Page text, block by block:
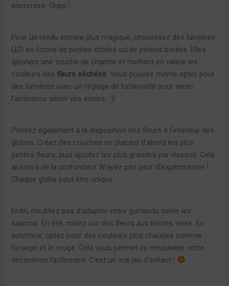
encombré. Oups !
Pour un rendu encore plus magique, choisissez des lumières
LED en forme de petites étoiles ou de petites boules. Elles
ajoutent une touche de charme et mettent en valeur les
couleurs des fleurs séchées. Vous pouvez même opter pour
des lumières avec un réglage de luminosité pour varier
l’ambiance selon vos envies.
Pensez également à la disposition des fleurs à l’intérieur des
globes. Créez des couches en plaçant d’abord les plus
petites fleurs, puis ajoutez les plus grandes par-dessus. Cela
ajoutera de la profondeur. N’ayez pas peur d’expérimenter !
Chaque globe peut être unique.
Enfin, n’oubliez pas d’adapter votre guirlande selon les
saisons. En été, misez sur des fleurs aux teintes vives. En
automne, optez pour des couleurs plus chaudes comme
l’orange et le rouge. Cela vous permet de renouveler votre
décoration facilement. C’est un vrai jeu d’enfant !